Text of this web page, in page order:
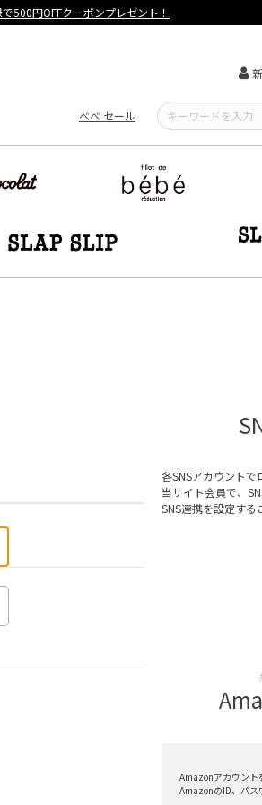
500円OFFクーポンプレゼント！
べべ セール
各SNSアカウントで
当サイト会員で、
SNS連携を設定する
Amazonアカウント
AmazonのID、パス